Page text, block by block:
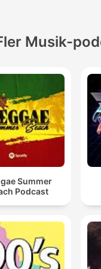
Musik-
Summer
Podcast